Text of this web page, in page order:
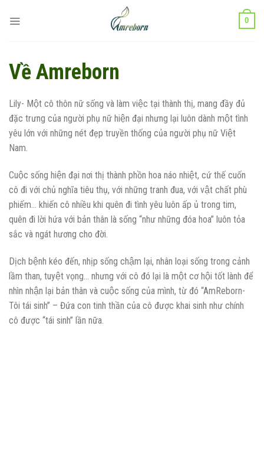
đến
0
Về Amreborn
Lily- Một cô thôn nữ sống và làm việc tại thành thị, mang đầy đủ
đặc trưng của người phụ nữ hiện đại nhưng lại luôn dành một tình
yêu lớn với những nét đẹp truyền thống của người phụ nữ Việt
Nam.
Cuộc sống hiện đại nơi thị thành phồn hoa náo nhiệt, cứ thế cuốn
cô đi với chủ nghĩa tiêu thụ, với những tranh đua, với vật chất phù
phiếm… khiến cô nhiều khi quên đi tình yêu luôn ấp ủ trong tim,
quên đi lời hứa với bản thân là sống “như những đóa hoa” luôn tỏa
sắc và ngát hương cho đời.
Dịch bệnh kéo đến, nhịp sống chậm lại, nhân loại sống trong cảnh
lầm than, tuyệt vọng… nhưng với cô đó lại là một cơ hội tốt lành để
nhìn nhận lại bản thân và cuộc sống của mình, từ đó “AmReborn-
Tôi tái sinh” – Đứa con tinh thần của cô được khai sinh như chính
cô được “tái sinh” lần nữa.